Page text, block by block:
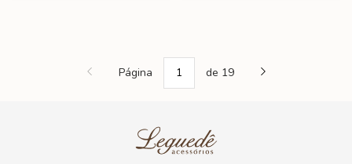
Página de 19